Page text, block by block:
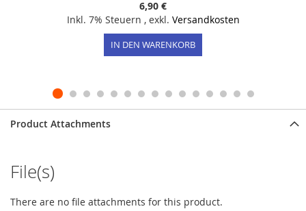
6,90 €
Inkl. 7% Steuern , exkl. Versandkosten
IN DEN WARENKORB
Product Attachments
File(s)
There are no file attachments for this product.